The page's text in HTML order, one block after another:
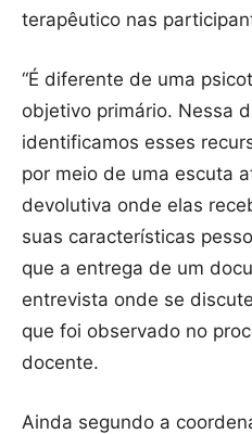
terapêutico nas
“É diferente de uma
objetivo primário. Nessa
identificamos esses
por meio de uma escuta
devolutiva onde elas
suas características
que a entrega de um
entrevista onde se
que foi observado no
docente.
Ainda segundo a